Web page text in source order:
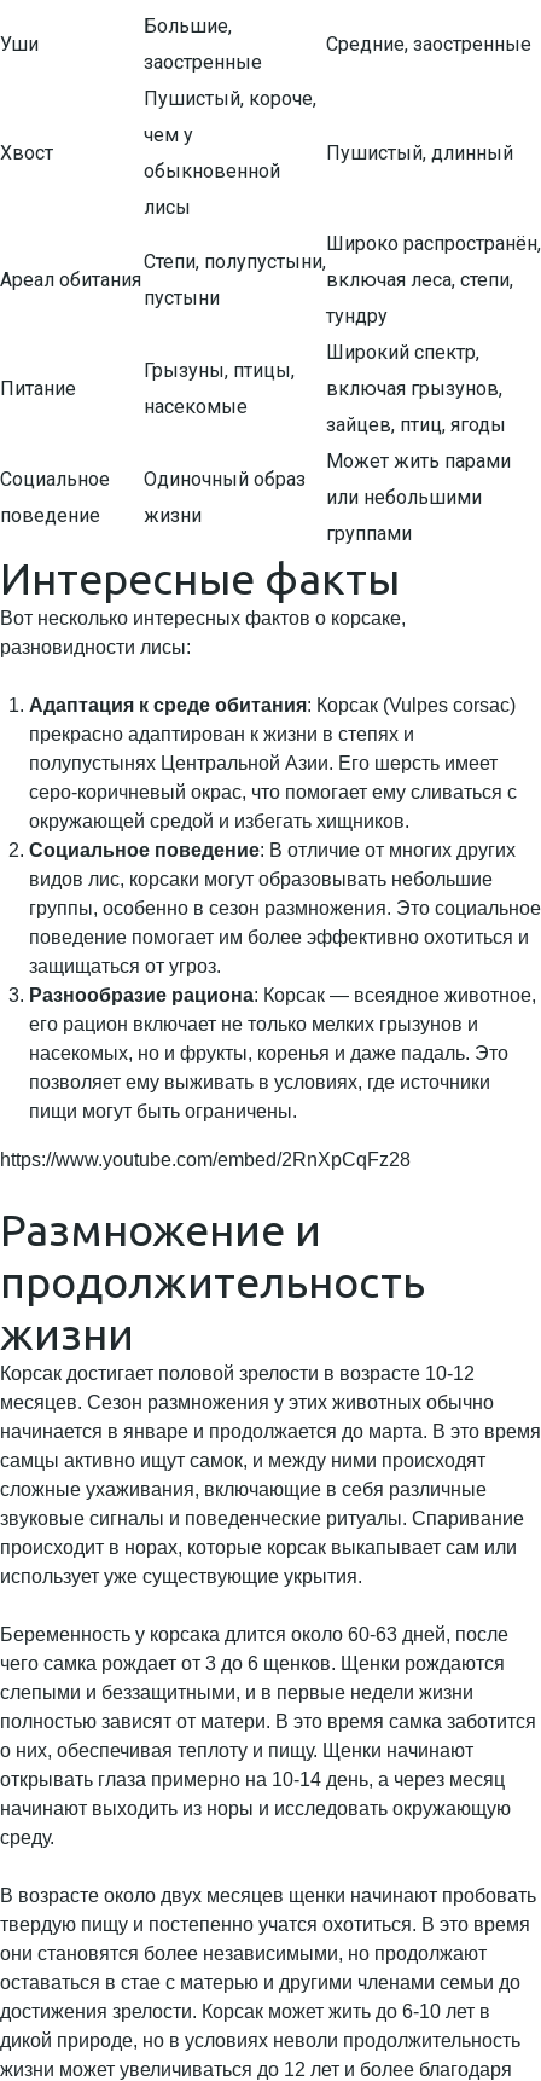
Уши
Большие,
заостренные
Средние, заостренные
Хвост
Пушистый, короче,
чем у
обыкновенной
лисы
Пушистый, длинный
Ареал обитания
Степи, полупустыни,
пустыни
Широко распространён,
включая леса, степи,
тундру
Питание
Грызуны, птицы,
насекомые
Широкий спектр,
включая грызунов,
зайцев, птиц, ягоды
Социальное
поведение
Одиночный образ
жизни
Может жить парами
или небольшими
группами
Интересные факты
Вот несколько интересных фактов о корсаке,
разновидности лисы:
Адаптация к среде обитания: Корсак (Vulpes corsac)
прекрасно адаптирован к жизни в степях и
полупустынях Центральной Азии. Его шерсть имеет
серо-коричневый окрас, что помогает ему сливаться с
окружающей средой и избегать хищников.
Социальное поведение: В отличие от многих других
видов лис, корсаки могут образовывать небольшие
группы, особенно в сезон размножения. Это социальное
поведение помогает им более эффективно охотиться и
защищаться от угроз.
Разнообразие рациона: Корсак — всеядное животное,
его рацион включает не только мелких грызунов и
насекомых, но и фрукты, коренья и даже падаль. Это
позволяет ему выживать в условиях, где источники
пищи могут быть ограничены.
https://www.youtube.com/embed/2RnXpCqFz28
Размножение и
продолжительность
жизни
Корсак достигает половой зрелости в возрасте 10-12
месяцев. Сезон размножения у этих животных обычно
начинается в январе и продолжается до марта. В это время
самцы активно ищут самок, и между ними происходят
сложные ухаживания, включающие в себя различные
звуковые сигналы и поведенческие ритуалы. Спаривание
происходит в норах, которые корсак выкапывает сам или
использует уже существующие укрытия.
Беременность у корсака длится около 60-63 дней, после
чего самка рождает от 3 до 6 щенков. Щенки рождаются
слепыми и беззащитными, и в первые недели жизни
полностью зависят от матери. В это время самка заботится
о них, обеспечивая теплоту и пищу. Щенки начинают
открывать глаза примерно на 10-14 день, а через месяц
начинают выходить из норы и исследовать окружающую
среду.
В возрасте около двух месяцев щенки начинают пробовать
твердую пищу и постепенно учатся охотиться. В это время
они становятся более независимыми, но продолжают
оставаться в стае с матерью и другими членами семьи до
достижения зрелости. Корсак может жить до 6-10 лет в
дикой природе, но в условиях неволи продолжительность
жизни может увеличиваться до 12 лет и более благодаря